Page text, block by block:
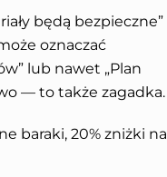
będą bezpieczne”
oznaczać
lub nawet „Plan
— to także zagadka.
baraki, 20% zniżki na